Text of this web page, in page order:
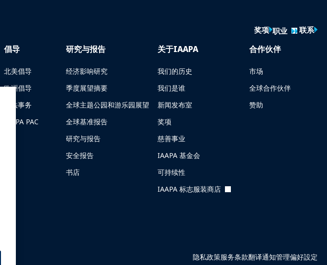
奖项 职业 联系
倡导
北美倡导
欧洲倡导
立法事务
IAAPA PAC
研究与报告
经济影响研究
季度展望摘要
全球主题公园和游乐园展望
全球基准报告
研究与报告
安全报告
书店
关于IAAPA
我们的历史
我们是谁
新闻发布室
奖项
慈善事业
IAAPA 基金会
可持续性
IAAPA 标志服装商店
合作伙伴
市场
全球合作伙伴
赞助
隐私政策服务条款翻译通知管理偏好設定